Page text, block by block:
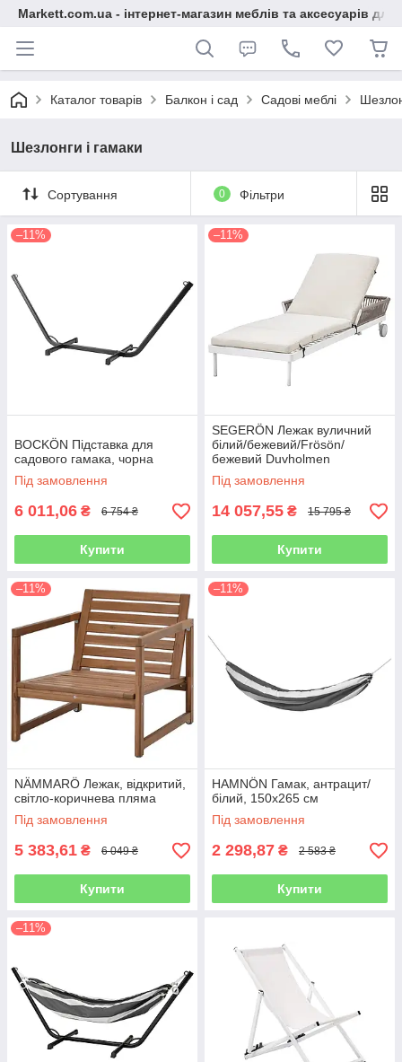
Markett.com.ua - інтернет-магазин меблів та аксесуарів для
Каталог товарів Балкон і сад Садові меблі
Шезлонги і гамаки
Сортування 0 Фільтри
–11%
BOCKÖN Підставка для
садового гамака, чорна
Під замовлення
6 011,06 ₴ 6 754 ₴
Купити
–11%
SEGERÖN Лежак вуличний
білий/бежевий/Frösön/
бежевий Duvholmen
Під замовлення
14 057,55 ₴ 15 795 ₴
Купити
–11%
NÄMMARÖ Лежак, відкритий,
світло-коричнева пляма
Під замовлення
5 383,61 ₴ 6 049 ₴
Купити
–11%
HAMNÖN Гамак, антрацит/
білий, 150х265 см
Під замовлення
2 298,87 ₴ 2 583 ₴
Купити
–11%